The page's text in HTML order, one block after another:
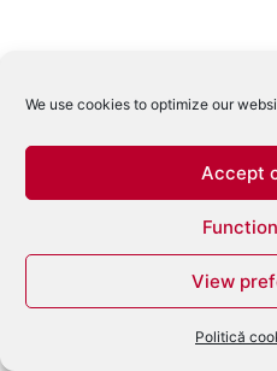
We use cookies to optimize our
Accept
View
Politică